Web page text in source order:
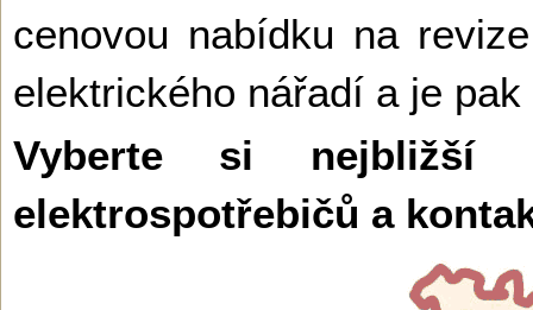
cenovou nabídku na
elektrického nářadí a je
Vyberte si nejbližší
elektrospotřebičů a